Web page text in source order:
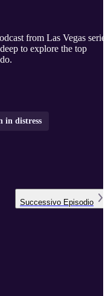
from Las Vegas
to explore the top
in distress
Successivo Episodio